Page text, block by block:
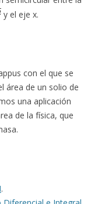
y el eje x.
con el que se
área de un solio de
una aplicación
de la física, que
.